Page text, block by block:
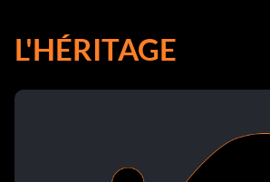
L'HÉRITAGE